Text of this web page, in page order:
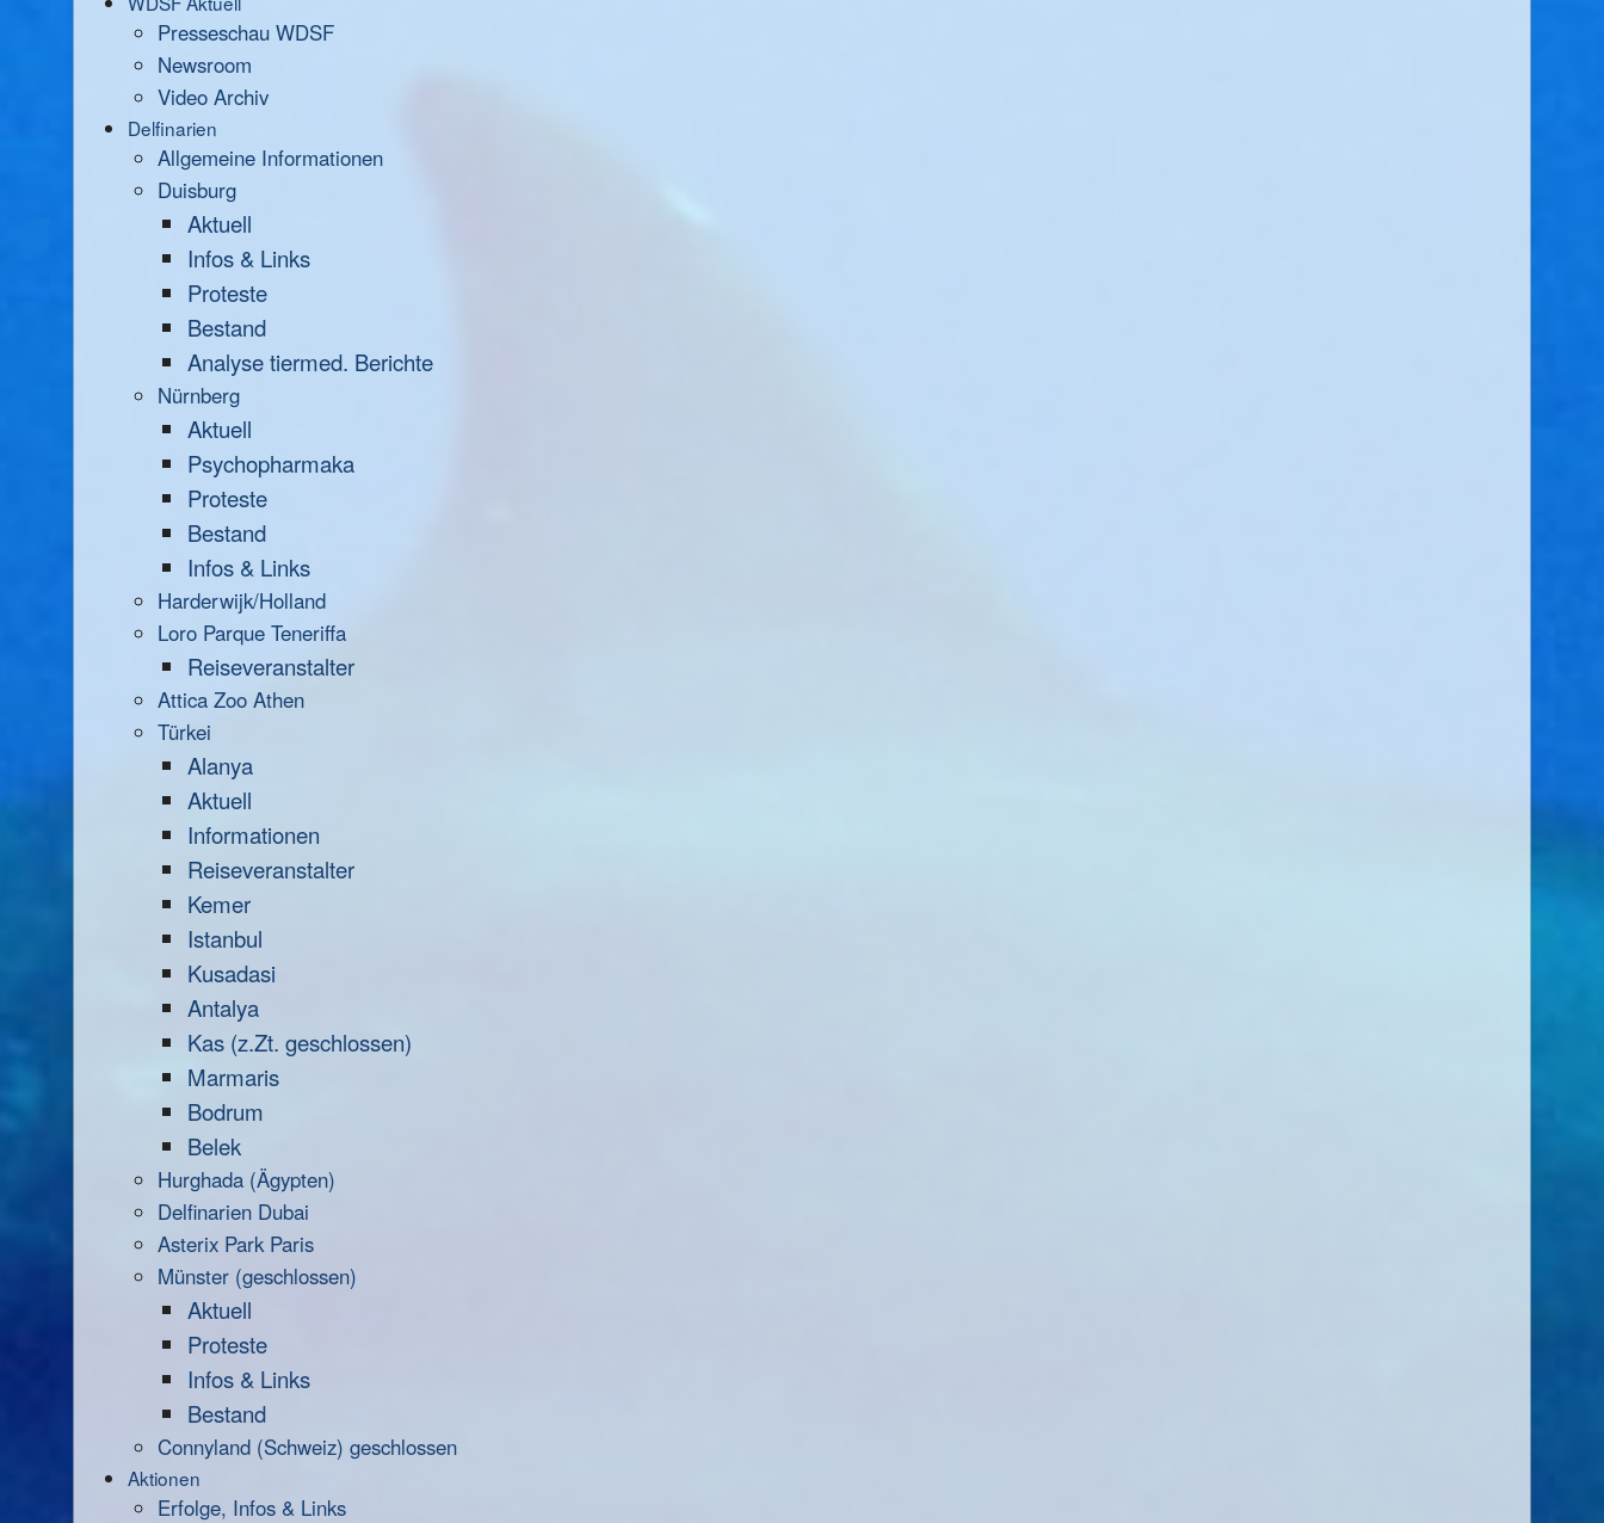
Presseschau WDSF
Newsroom
Video Archiv
Delfinarien
Allgemeine Informationen
Duisburg
Aktuell
Infos & Links
Proteste
Bestand
Analyse tiermed. Berichte
Nürnberg
Aktuell
Psychopharmaka
Proteste
Bestand
Infos & Links
Harderwijk/Holland
Loro Parque Teneriffa
Reiseveranstalter
Attica Zoo Athen
Türkei
Alanya
Aktuell
Informationen
Reiseveranstalter
Kemer
Istanbul
Kusadasi
Antalya
Kas (z.Zt. geschlossen)
Marmaris
Bodrum
Belek
Hurghada (Ägypten)
Delfinarien Dubai
Asterix Park Paris
Münster (geschlossen)
Aktuell
Proteste
Infos & Links
Bestand
Connyland (Schweiz) geschlossen
Aktionen
Erfolge, Infos & Links